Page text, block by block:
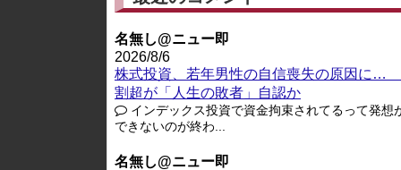
名無し@ニュー即
2026/8/6
株式投資、若年男性の自信喪失の原因に…
割超が「人生の敗者」自認か
インデックス投資で資金拘束されてるって発想
できないのが終わ...
名無し@ニュー即